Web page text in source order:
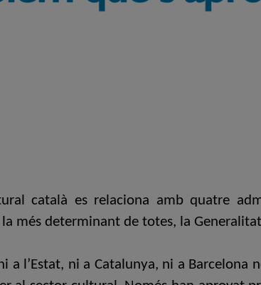
català es relaciona amb quatre
més determinant de totes, la
a l’Estat, ni a Catalunya, ni a